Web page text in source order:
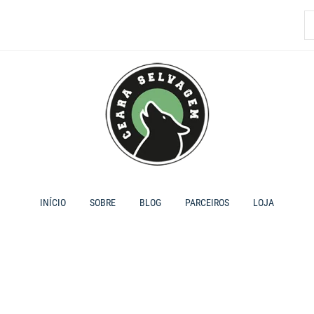
INÍCIO SOBRE BLOG PARCEIROS LOJA